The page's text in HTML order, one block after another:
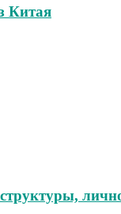
Китая